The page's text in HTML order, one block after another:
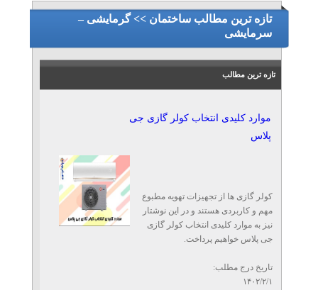
تازه ترین مطالب ساختمان >> گرمایشی –
سرمایشی
تازه ترین مطالب
موارد کلیدی انتخاب کولر گازی جی
پلاس
کولر گازی ها از تجهیزات تهویه مطبوع
مهم و کاربردی هستند و در این نوشتار
نیز به موارد کلیدی انتخاب کولر گازی
جی پلاس خواهیم پرداخت.
تاریخ درج مطلب:
۱۴۰۲/۲/۱